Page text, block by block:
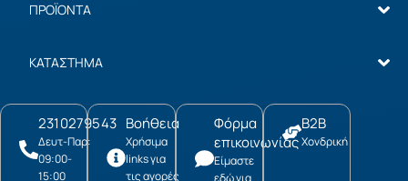
ΠΡΟΪΟΝΤΑ
ΚΑΤΑΣΤΗΜΑ
2310279543
Δευτ-Παρ:
09:00-
15:00
Βοήθεια
Χρήσιμα
links για
τις αγορές
Φόρμα
επικοινωνίας
Είμαστε
B2B
Χονδρική